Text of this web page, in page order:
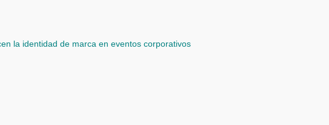
la identidad de marca en eventos corporativos